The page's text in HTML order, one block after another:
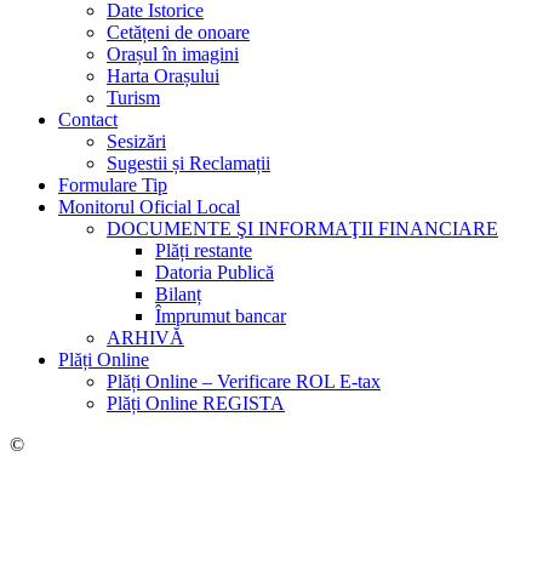
Date Istorice
Cetățeni de onoare
Orașul în imagini
Harta Orașului
Turism
Contact
Sesizări
Sugestii și Reclamații
Formulare Tip
Monitorul Oficial Local
DOCUMENTE ŞI INFORMAŢII FINANCIARE
Plăți restante
Datoria Publică
Bilanț
Împrumut bancar
ARHIVĂ
Plăți Online
Plăți Online – Verificare ROL E-tax
Plăți Online REGISTA
©